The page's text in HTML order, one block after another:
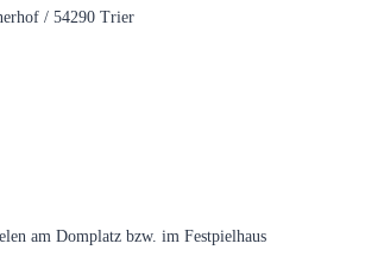
/ 54290 Trier
am Domplatz bzw. im Festpielhaus